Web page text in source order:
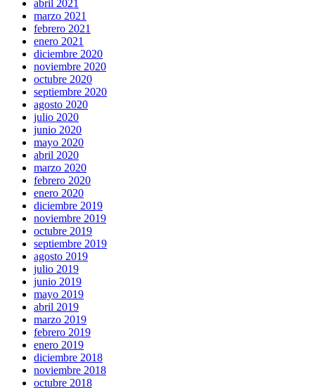
abril 2021
marzo 2021
febrero 2021
enero 2021
diciembre 2020
noviembre 2020
octubre 2020
septiembre 2020
agosto 2020
julio 2020
junio 2020
mayo 2020
abril 2020
marzo 2020
febrero 2020
enero 2020
diciembre 2019
noviembre 2019
octubre 2019
septiembre 2019
agosto 2019
julio 2019
junio 2019
mayo 2019
abril 2019
marzo 2019
febrero 2019
enero 2019
diciembre 2018
noviembre 2018
octubre 2018